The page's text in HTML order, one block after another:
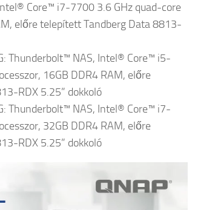
Core™ i7-7700 3.6 GHz quad-core
előre telepített Tandberg Data 8813-
Thunderbolt™ NAS, Intel® Core™ i5-
16GB DDR4 RAM, előre
RDX 5.25” dokkoló
Thunderbolt™ NAS, Intel® Core™ i7-
32GB DDR4 RAM, előre
RDX 5.25” dokkoló